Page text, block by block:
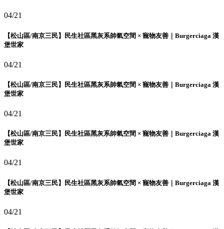
04/21
【松山區/南京三民】民生社區黑灰系帥氣空間 × 寵物友善｜Burgerciaga 漢
堡世家
04/21
【松山區/南京三民】民生社區黑灰系帥氣空間 × 寵物友善｜Burgerciaga 漢
堡世家
04/21
【松山區/南京三民】民生社區黑灰系帥氣空間 × 寵物友善｜Burgerciaga 漢
堡世家
04/21
【松山區/南京三民】民生社區黑灰系帥氣空間 × 寵物友善｜Burgerciaga 漢
堡世家
04/21